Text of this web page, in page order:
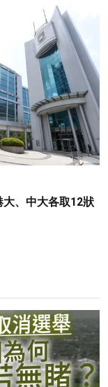
大、中大各取12狀